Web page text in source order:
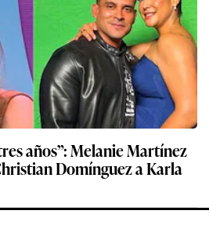
años”: Melanie Martínez
Domínguez a Karla